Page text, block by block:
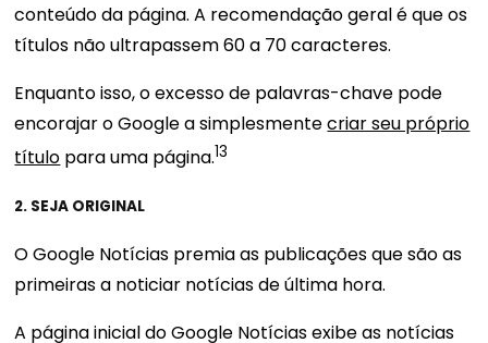
conteúdo da página. A recomendação geral é que os
títulos não ultrapassem 60 a 70 caracteres.
Enquanto isso, o excesso de palavras-chave pode
encorajar o Google a simplesmentecriar seu próprio
título para uma página.13
2. SEJA ORIGINAL
O Google Notícias premia as publicações que são as
primeiras a noticiar notícias de última hora.
A página inicial do Google Notícias exibe as notícias